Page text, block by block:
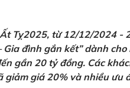
Tỵ2025, từ 12/12/2024
Gia đình gắn kết” dành
gần 20 tỷ đồng. Các
giảm giá 20% và nhiều ưu